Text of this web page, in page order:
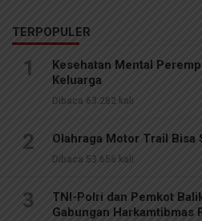
TERPOPULER
1
Kesehatan Mental
Keluarga
Dibaca 63.282 kali
2 Olahraga Motor Trail Bisa
Dibaca 53.656 kali
3
TNI-Polri dan Pemkot
Gabungan Harkamtibmas